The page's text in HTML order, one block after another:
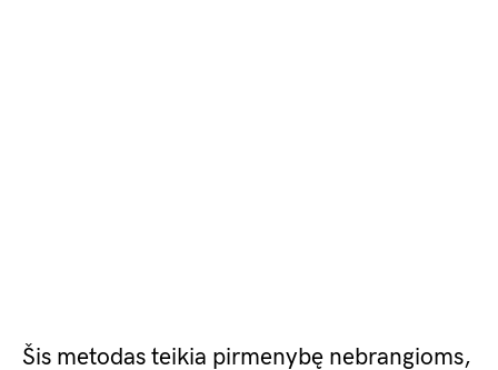
Šis metodas teikia pirmenybę nebrangioms,